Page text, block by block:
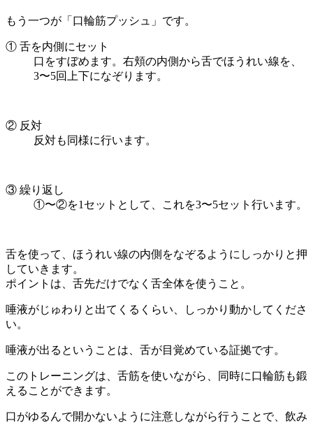
もう一つが「口輪筋プッシュ」です。
① 舌を内側にセット
口をすぼめます。右頬の内側から舌でほうれい線を、
3〜5回上下になぞります。
② 反対
反対も同様に行います。
③ 繰り返し
①〜②を1セットとして、これを3〜5セット行います。
舌を使って、ほうれい線の内側をなぞるようにしっかりと押
していきます。
ポイントは、舌先だけでなく舌全体を使うこと。
唾液がじゅわりと出てくるくらい、しっかり動かしてくださ
い。
唾液が出るということは、舌が目覚めている証拠です。
このトレーニングは、舌筋を使いながら、同時に口輪筋も鍛
えることができます。
口がゆるんで開かないように注意しながら行うことで、飲み